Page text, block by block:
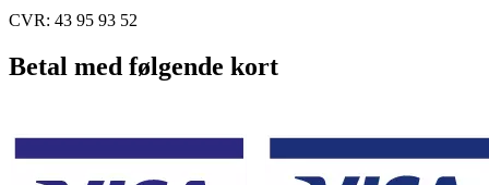
CVR: 43 95 93 52
Betal med følgende kort